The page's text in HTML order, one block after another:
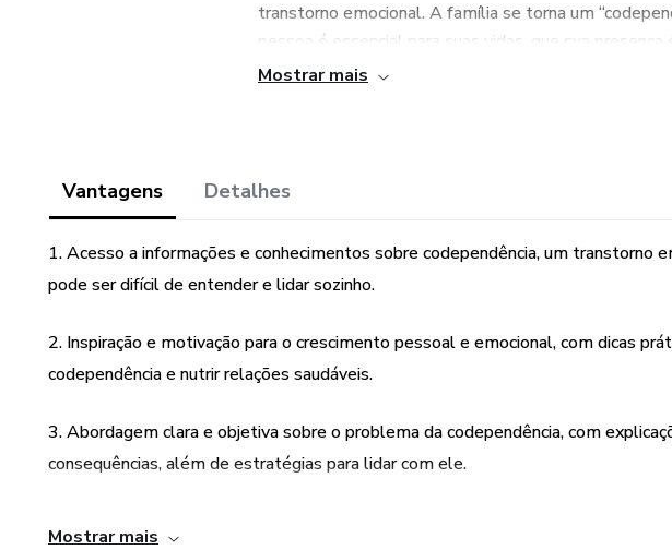
transtorno emocional. A família se torna um
pessoa é essencial para suas vidas, que sua presença
que seja o tipo de relacionamento isso acaba por
Boa leitura! Lembrando que o conhecimento sem a
Mostrar mais
Vantagens Detalhes
1. Acesso a informações e conhecimentos sobre codependência, um transtorno
pode ser difícil de entender e lidar sozinho.
2. Inspiração e motivação para o crescimento pessoal e emocional, com dicas
codependência e nutrir relações saudáveis.
3. Abordagem clara e objetiva sobre o problema da codependência, com
consequências, além de estratégias para lidar com ele.
Mostrar mais